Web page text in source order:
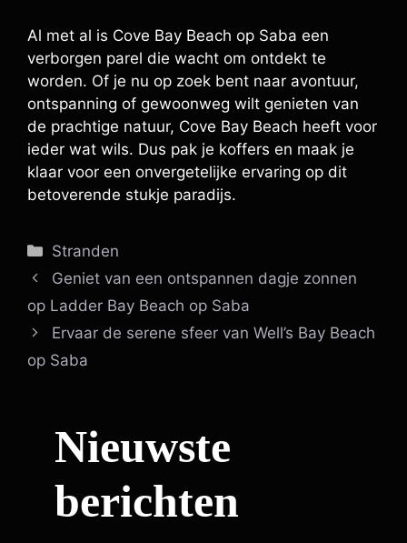
Al met al is Cove Bay Beach op Saba een
verborgen parel die wacht om ontdekt te
worden. Of je nu op zoek bent naar avontuur,
ontspanning of gewoonweg wilt genieten van
de prachtige natuur, Cove Bay Beach heeft voor
ieder wat wils. Dus pak je koffers en maak je
klaar voor een onvergetelijke ervaring op dit
betoverende stukje paradijs.
Categorieën
Stranden
Geniet van een ontspannen dagje zonnen
op Ladder Bay Beach op Saba
Ervaar de serene sfeer van Well’s Bay Beach
op Saba
Nieuwste
berichten